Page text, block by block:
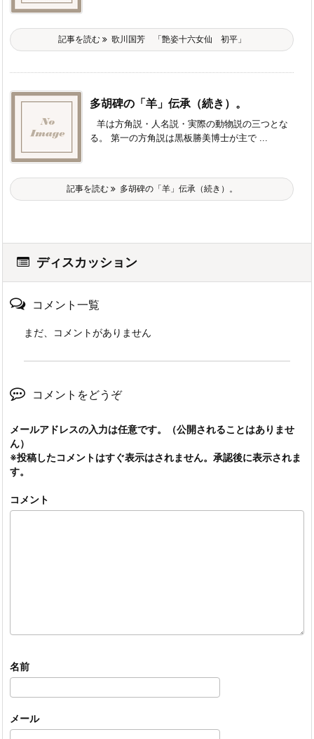
記事を読む 歌川国芳 「艶姿十六女仙 初平」
多胡碑の「羊」伝承（続き）。
羊は方角説・人名説・実際の動物説の三つとな
る。 第一の方角説は黒板勝美博士が主で ...
記事を読む 多胡碑の「羊」伝承（続き）。
ディスカッション
コメント一覧
まだ、コメントがありません
コメントをどうぞ
メールアドレスの入力は任意です。（公開されることはありませ
ん）
※投稿したコメントはすぐ表示はされません。承認後に表示されま
す。
コメント
名前
メール